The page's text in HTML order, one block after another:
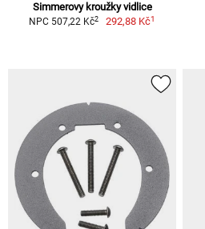
Simmerovy kroužky vidlice
NPC 507,22 Kč2 292,88 Kč1